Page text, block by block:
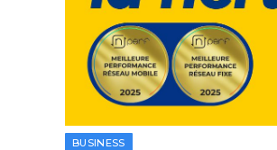
BUSINESS